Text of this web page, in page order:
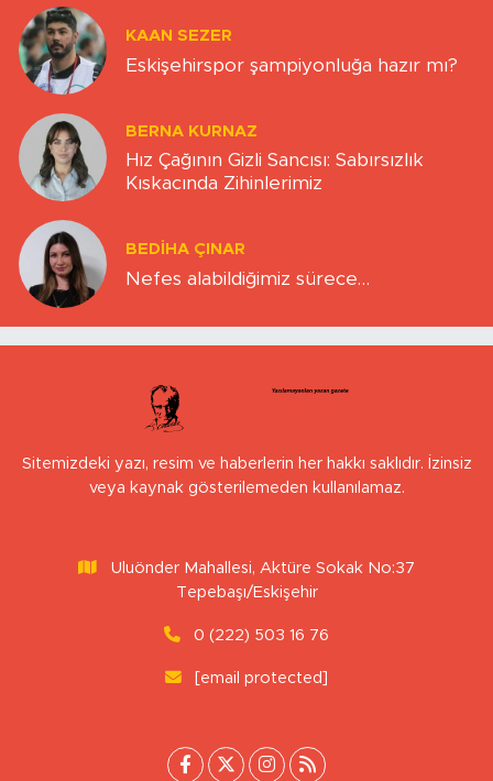
KAAN SEZER
Eskişehirspor şampiyonluğa hazır mı?
BERNA KURNAZ
Hız Çağının Gizli Sancısı: Sabırsızlık
Kıskacında Zihinlerimiz
BEDIHA ÇINAR
Nefes alabildiğimiz sürece…
Sitemizdeki yazı, resim ve haberlerin her hakkı saklıdır. İzinsiz
veya kaynak gösterilemeden kullanılamaz.
Uluönder Mahallesi, Aktüre Sokak No:37
Tepebaşı/Eskişehir
0 (222) 503 16 76
[email protected]